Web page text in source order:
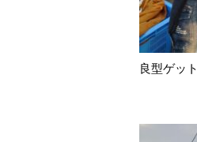
良型ゲット